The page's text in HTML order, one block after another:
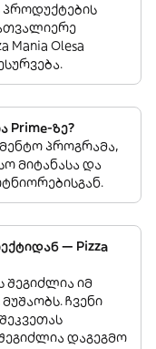
პროდუქტების
Olesa
Prime-ზე?
პროგრამა,
მიტანასა და
— Pizza
შეგიძლია იმ
მუშაობს. ჩვენი
დაგეგმო